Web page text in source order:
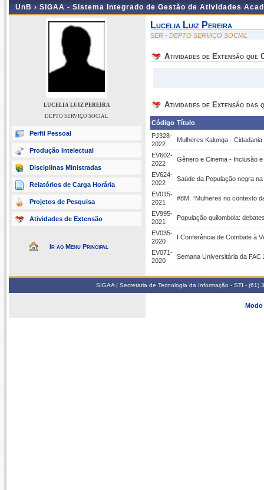
UnB › SIGAA - Sistema Integrado de Gestão de Atividades
LUCELIA LUIZ PEREIRA
DEPTO SERVIÇO SOCIAL
Perfil Pessoal
Produção Intelectual
Disciplinas Ministradas
Relatórios de Carga Horária
Projetos de Pesquisa
Atividades de Extensão
Ir ao Menu Principal
Lucelia Luiz Pereira
SER - DEPTO SERVIÇO SOCIAL
Atividades de Extensão que
Atividades de Extensão das
Código Título
PJ328-
2022
Mulheres Kalunga -
EV602-
2022
Gênero e Cinema - Inclusão
EV624-
2022
Saúde da População negra
EV015-
2021
#8M: “Mulheres no contexto
EV995-
2021
População quilombola:
EV035-
2020
I Conferência de Combate à
EV071-
2020
Semana Universitária da FAC
SIGAA | Secretaria de Tecnologia da Informação - STI -
Modo